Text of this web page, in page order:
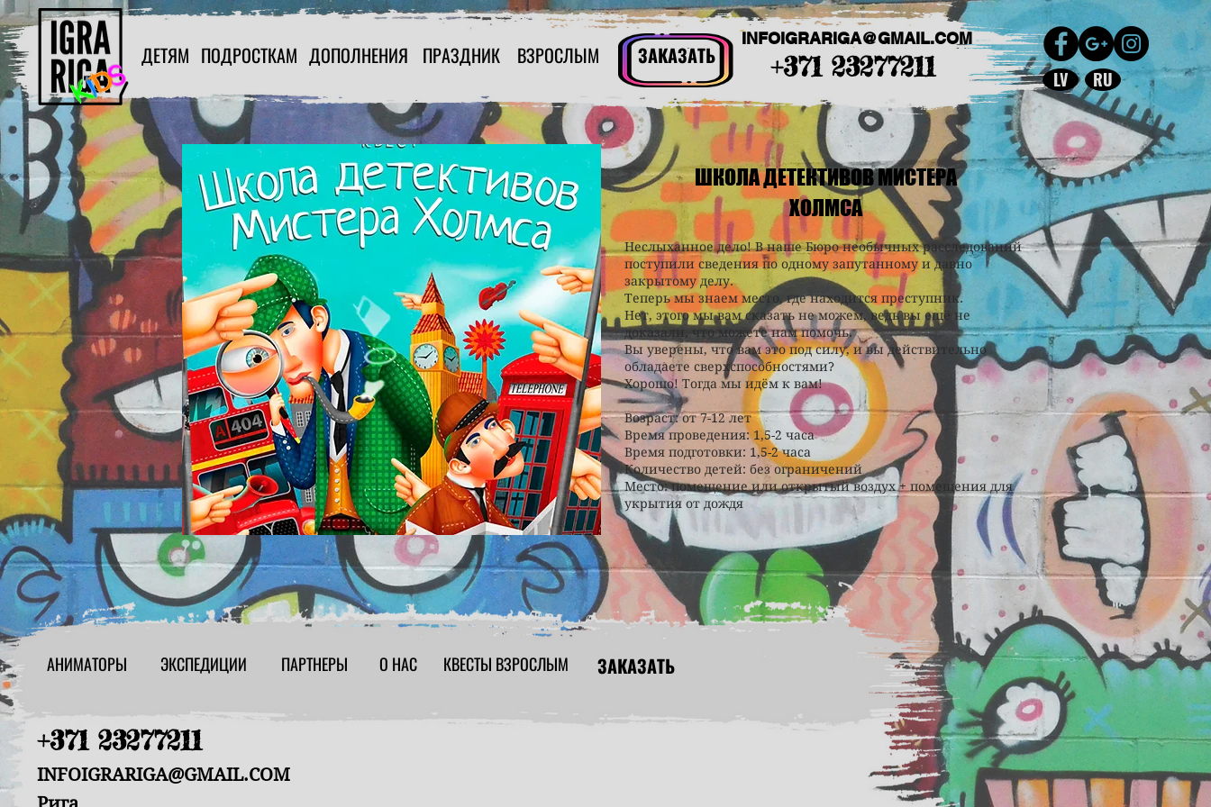
INFOIGRARIGA@GMAIL.COM
+371 23277211 LV
ЗАКАЗАТЬ
ВЗРОСЛЫМ
ПРАЗДНИК
ДОПОЛНЕНИЯ
ПОДРОСТКАМ
ДЕТЯМ
RU
ШКОЛА ДЕТЕКТИВОВ МИСТЕРА
ХОЛМСА
Неслыханное дело! В наше Бюро необычных расследований
поступили сведения по одному запутанному и давно
закрытому делу.
Теперь мы знаем место, где находится преступник.
Нет, этого мы вам сказать не можем, ведь вы ещё не
доказали, что можете нам помочь.
Вы уверены, что вам это под силу, и вы действительно
обладаете сверхспособностями?
Хорошо! Тогда мы идём к вам!
Возраст: от 7-12 лет
Время проведения: 1,5-2 часа
Время подготовки: 1,5-2 часа
Количество детей: без ограничений
Место: помещение или открытый воздух + помещения для
укрытия от дождя
АНИМАТОРЫ ЭКСПЕДИЦИИ ПАРТНЕРЫ О НАС КВЕСТЫ ВЗРОСЛЫМ ЗАКАЗАТЬ
+371 23277211
INFOIGRARIGA@GMAIL.COM